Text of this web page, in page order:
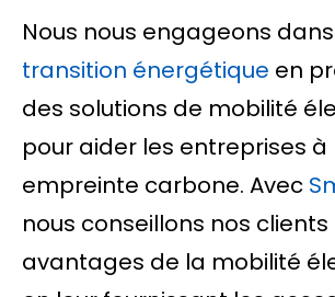
Nous nous engageons
transition énergétique en
des solutions de mobilité
pour aider les entreprises à
empreinte carbone. Avec
nous conseillons nos clients
avantages de la mobilité